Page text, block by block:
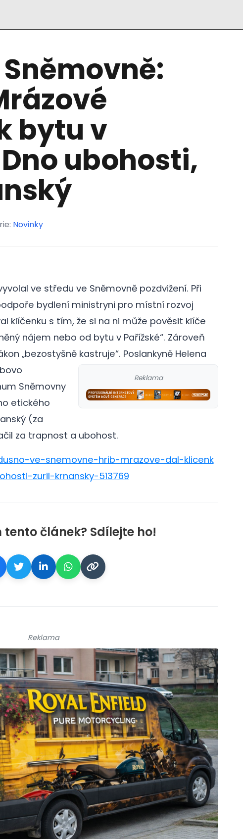
iva test galerie: iva test
bytu v
ubohosti,
Novinky
ve středu ve Sněmovně pozdvižení. Při
bydlení ministryni pro místní rozvoj
klíčenku s tím, že si na ni může pověsit klíče
nájem nebo od bytu v Pařížské“. Zároveň
„bezostyšně kastruje“.
Reklama
Poslankyně Helena
Sněmovny
etického
(za
za trapnost a ubohost.
ve-snemovne-hrib-mrazove-dal-klicenk
zuril-krnansky-513769
tento článek? Sdílejte ho!
Reklama